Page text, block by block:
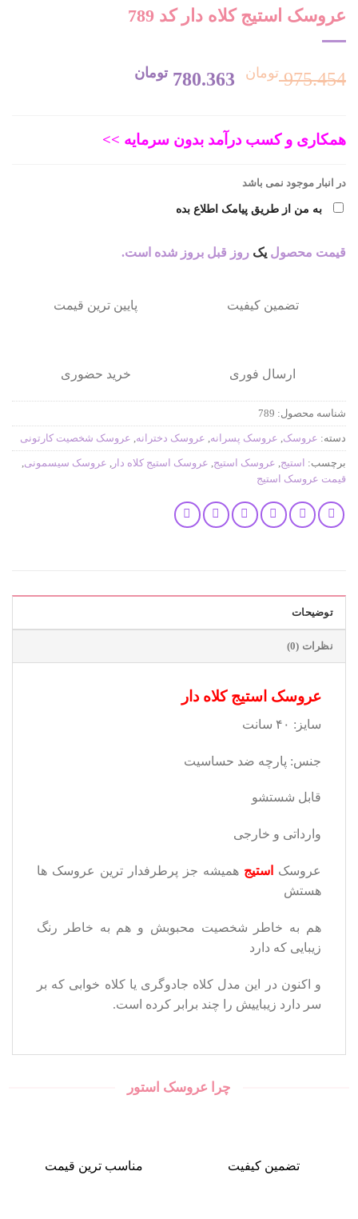
عروسک استیج کلاه دار کد 789
975.454 تومان قیمت
اصلی:
780.363 تومان
همکاری و کسب درآمد بدون سرمایه >>
در انبار موجود نمی باشد
به من از طریق پیامک اطلاع بده
قیمت محصول یک روز قبل بروز شده است.
تضمین کیفیت پایین ترین قیمت
ارسال فوری خرید حضوری
شناسه محصول: 789
دسته: عروسک, عروسک پسرانه, عروسک دخترانه, عروسک شخصیت کارتونی
برچسب: استیج, عروسک استیج, عروسک استیج کلاه دار , عروسک سیسمونی,
قیمت عروسک استیج
توضیحات
نظرات (0)
عروسک استیج کلاه دار
سایز: ۴۰ سانت
جنس: پارچه ضد حساسیت
قابل شستشو
وارداتی و خارجی
عروسک استیج همیشه جز پرطرفدار ترین عروسک ها
هستش
هم به خاطر شخصیت محبوبش و هم به خاطر رنگ
زیبایی که دارد
و اکنون در این مدل کلاه جادوگری یا کلاه خوابی که بر
سر دارد زیباییش را چند برابر کرده است.
چرا عروسک استور
تضمین کیفیت مناسب ترین قیمت